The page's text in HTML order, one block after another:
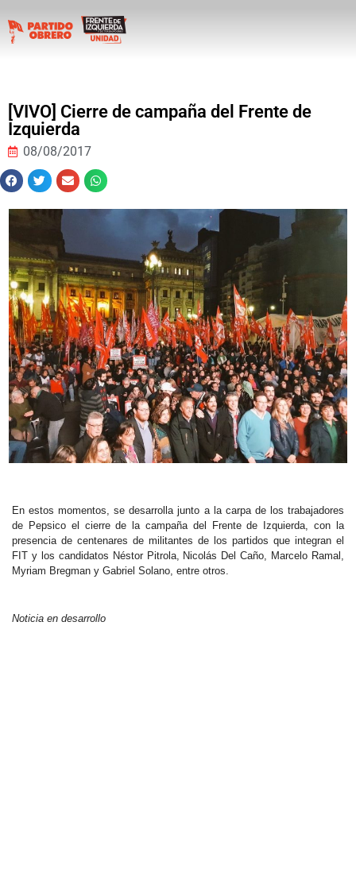
[VIVO] Cierre de campaña del Frente de
Izquierda
08/08/2017
En estos momentos, se desarrolla junto a la carpa de los trabajadores
de Pepsico el cierre de la campaña del Frente de Izquierda, con la
presencia de centenares de militantes de los partidos que integran el
FIT y los candidatos Néstor Pitrola, Nicolás Del Caño, Marcelo Ramal,
Myriam Bregman y Gabriel Solano, entre otros.
Noticia en desarrollo